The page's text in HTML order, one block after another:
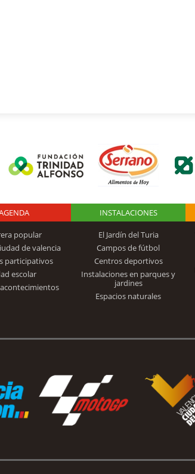
Logo Fundación
Trinidad Alfonso
popular
de valencia
participativos
escolar
INSTALACIONES
El Jardín del Turia
Campos de fútbol
Centros deportivos
Instalaciones en parques y
jardines
Espacios naturales